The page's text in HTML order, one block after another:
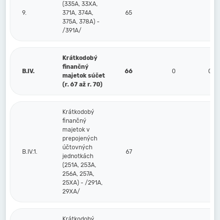
9.
(335A, 33XA,
371A, 374A,
375A, 378A) -
/391A/
65
B.IV.
Krátkodobý
finančný
majetok súčet
(r. 67 až r. 70)
66 0 0
B.IV.1.
Krátkodobý
finančný
majetok v
prepojených
účtovných
jednotkách
(251A, 253A,
256A, 257A,
25XA) - /291A,
29XA/
67